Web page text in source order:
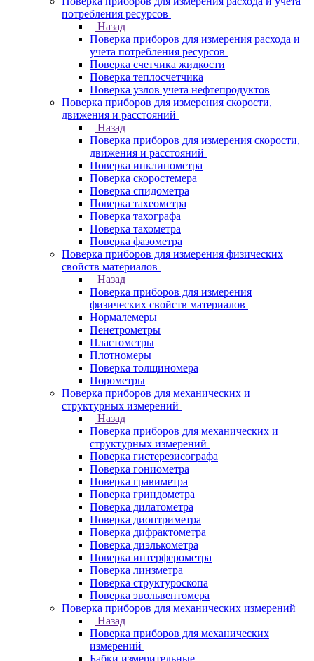
потребления ресурсов
Назад
Поверка приборов для измерения расхода и
учета потребления ресурсов
Поверка счетчика жидкости
Поверка теплосчетчика
Поверка узлов учета нефтепродуктов
Поверка приборов для измерения скорости,
движения и расстояний
Назад
Поверка приборов для измерения скорости,
движения и расстояний
Поверка инклинометра
Поверка скоростемера
Поверка спидометра
Поверка тахеометра
Поверка тахографа
Поверка тахометра
Поверка фазометра
Поверка приборов для измерения физических
свойств материалов
Назад
Поверка приборов для измерения
физических свойств материалов
Нормалемеры
Пенетрометры
Пластометры
Плотномеры
Поверка толщиномера
Порометры
Поверка приборов для механических и
структурных измерений
Назад
Поверка приборов для механических и
структурных измерений
Поверка гистерезисографа
Поверка гониометра
Поверка гравиметра
Поверка гриндометра
Поверка дилатометра
Поверка диоптриметра
Поверка дифрактометра
Поверка диэлькометра
Поверка интерферометра
Поверка линзметра
Поверка структуроскопа
Поверка эвольвентомера
Поверка приборов для механических измерений
Назад
Поверка приборов для механических
измерений
Бабки измерительные